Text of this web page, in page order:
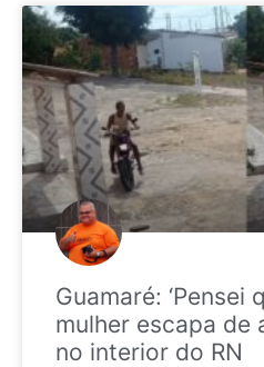
Guamaré: ‘Pensei
mulher escapa de
no interior do RN